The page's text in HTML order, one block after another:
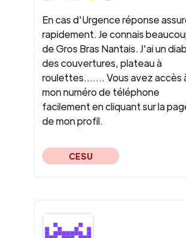
En cas d'Urgence réponse
rapidement. Je connais
de Gros Bras Nantais. J'ai un
des couvertures, plateau à
roulettes....... Vous avez accès
mon numéro de téléphone
facilement en cliquant sur la
de mon profil.
CESU